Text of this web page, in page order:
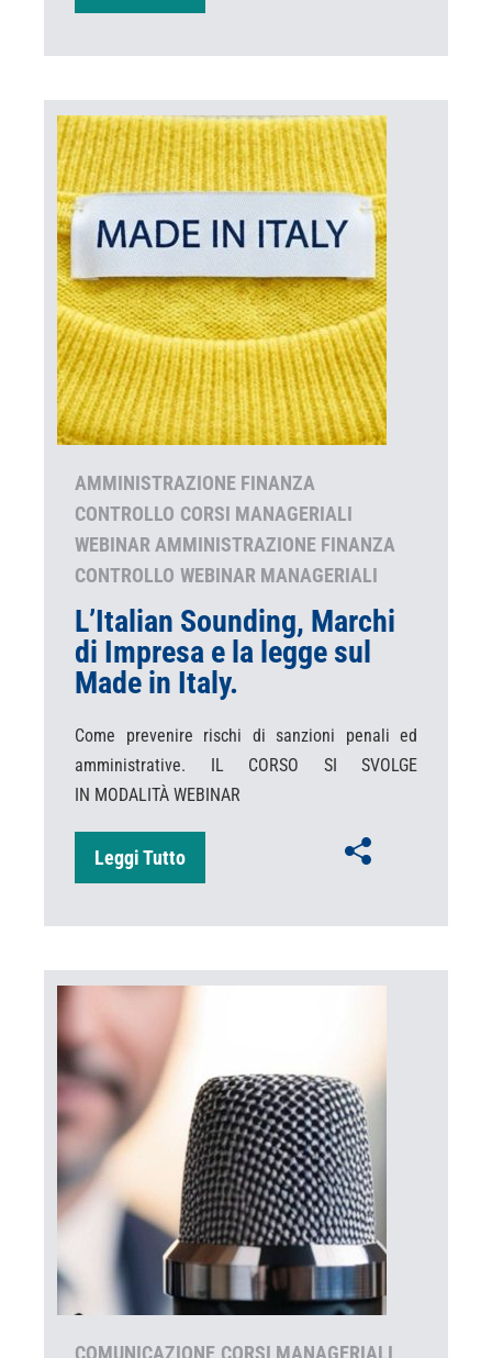
AMMINISTRAZIONE FINANZA
CONTROLLO CORSI MANAGERIALI
WEBINAR AMMINISTRAZIONE FINANZA
CONTROLLO WEBINAR MANAGERIALI
L’Italian Sounding, Marchi
di Impresa e la legge sul
Made in Italy.
Come prevenire rischi di sanzioni penali ed
amministrative. IL CORSO SI SVOLGE
IN MODALITÀ WEBINAR
Leggi Tutto
COMUNICAZIONE CORSI MANAGERIALI